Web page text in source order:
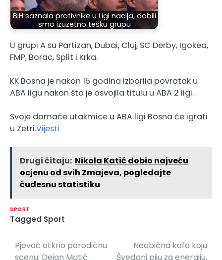
BiH saznala protivnike u Ligi nacija, dobili
smo izuzetno tešku grupu
U grupi A su Partizan, Dubai, Cluj, SC Derby, Igokea,
FMP, Borac, Split i Krka.
KK Bosna je nakon 15 godina izborila povratak u
ABA ligu nakon što je osvojila titulu u ABA 2 ligi.
Svoje domaće utakmice u ABA ligi Bosna će igrati
u Zetri.Vijesti
Drugi čitaju: Nikola Katić dobio najveću
ocjenu od svih Zmajeva, pogledajte
čudesnu statistiku
SPORT
Tagged Sport
Navigacija
Pjevač otkrio porodičnu
scenu: Dejan Matić
Neobična kafa koju
Šveđani piju za energiju,